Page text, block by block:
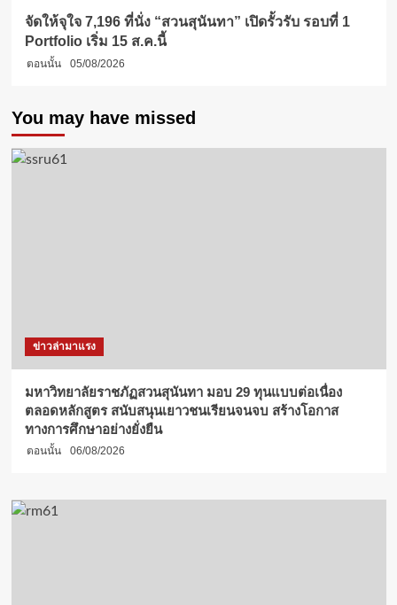
จัดให้จุใจ 7,196 ที่นั่ง “สวนสุนันทา” เปิดรั้วรับ รอบที่ 1
Portfolio เริ่ม 15 ส.ค.นี้
ตอนนั้น 05/08/2026
You may have missed
ข่าวล่ามาแรง
มหาวิทยาลัยราชภัฏสวนสุนันทา มอบ 29 ทุนแบบต่อเนื่อง
ตลอดหลักสูตร สนับสนุนเยาวชนเรียนจนจบ สร้างโอกาส
ทางการศึกษาอย่างยั่งยืน
ตอนนั้น 06/08/2026